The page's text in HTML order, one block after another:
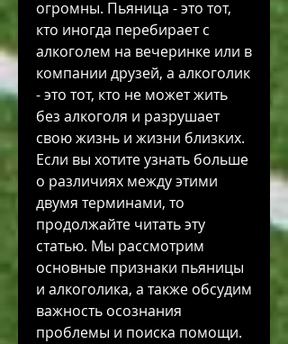
огромны. Пьяница - это тот,
кто иногда перебирает с
алкоголем на вечеринке или в
компании друзей, а алкоголик
- это тот, кто не может жить
без алкоголя и разрушает
свою жизнь и жизни близких.
Если вы хотите узнать больше
о различиях между этими
двумя терминами, то
продолжайте читать эту
статью. Мы рассмотрим
основные признаки пьяницы
и алкоголика, а также обсудим
важность осознания
проблемы и поиска помощи.